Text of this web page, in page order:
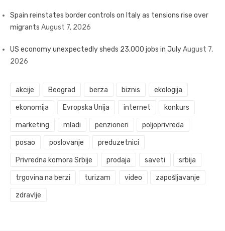
Spain reinstates border controls on Italy as tensions rise over
migrants August 7, 2026
US economy unexpectedly sheds 23,000 jobs in JulyAugust 7,
2026
akcije Beograd berza biznis ekologija
ekonomija Evropska Unija internet konkurs
marketing mladi penzioneri poljoprivreda
posao poslovanje preduzetnici
Privredna komora Srbije prodaja saveti srbija
trgovina na berzi turizam video zapošljavanje
zdravlje